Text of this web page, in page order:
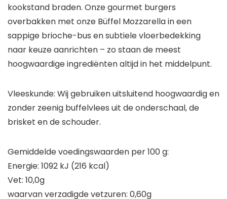
kookstand braden. Onze gourmet burgers
overbakken met onze Büffel Mozzarella in een
sappige brioche-bus en subtiele vloerbedekking
naar keuze aanrichten – zo staan de meest
hoogwaardige ingrediënten altijd in het middelpunt.
Vleeskunde: Wij gebruiken uitsluitend hoogwaardig en
zonder zeenig buffelvlees uit de onderschaal, de
brisket en de schouder.
Gemiddelde voedingswaarden per 100 g:
Energie: 1092 kJ (216 kcal)
Vet: 10,0g
waarvan verzadigde vetzuren: 0,60g